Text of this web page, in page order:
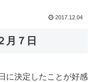
2017.12.04
月７日
に決定したことが好感